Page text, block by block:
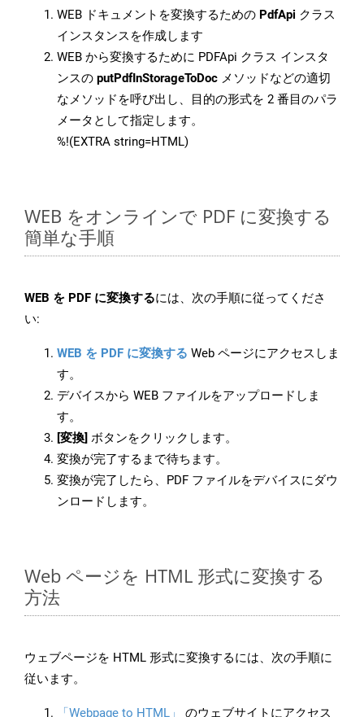
WEB ドキュメントを変換するための PdfApi クラス
インスタンスを作成します
WEB から変換するために PDFApi クラス インスタ
ンスの putPdfInStorageToDoc メソッドなどの適切
なメソッドを呼び出し、目的の形式を 2 番目のパラ
メータとして指定します。
%!(EXTRA string=HTML)
WEB をオンラインで PDF に変換する
簡単な手順
WEB を PDF に変換するには、次の手順に従ってくださ
い:
WEB を PDF に変換する Web ページにアクセスしま
す。
デバイスから WEB ファイルをアップロードしま
す。
[変換] ボタンをクリックします。
変換が完了するまで待ちます。
変換が完了したら、PDF ファイルをデバイスにダウ
ンロードします。
Web ページを HTML 形式に変換する
方法
ウェブページを HTML 形式に変換するには、次の手順に
従います。
「Webpage to HTML」
のウェブサイトにアクセス